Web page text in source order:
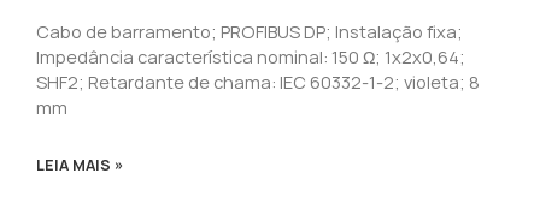
Cabo de barramento; PROFIBUS DP; Instalação fixa;
Impedância característica nominal: 150 Ω; 1x2x0,64;
SHF2; Retardante de chama: IEC 60332-1-2; violeta; 8
mm
LEIA MAIS »